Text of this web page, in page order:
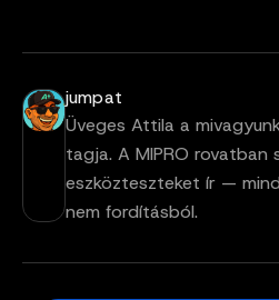
jumpat
Üveges Attila a
tagja. A MIPRO rovatban
eszközteszteket ír —
nem fordításból.